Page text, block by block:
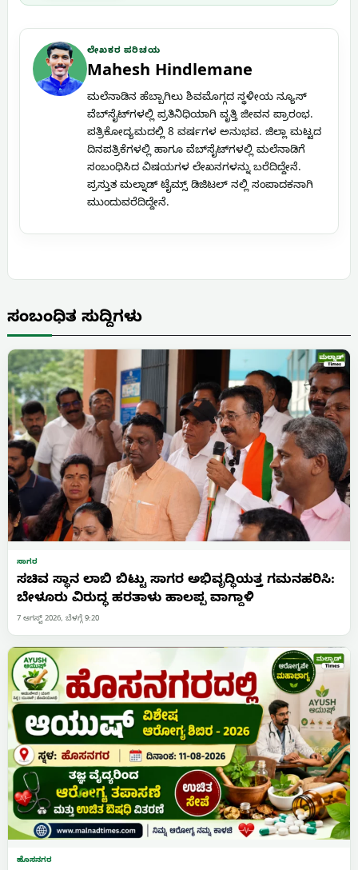
ಲೇಖಕರ ಪರಿಚಯ
Mahesh Hindlemane
ಮಲೆನಾಡಿನ ಹೆಬ್ಬಾಗಿಲು ಶಿವಮೊಗ್ಗದ ಸ್ಥಳೀಯ ನ್ಯೂಸ್
ವೆಬ್‌ಸೈಟ್‌ಗಳಲ್ಲಿ ಪ್ರತಿನಿಧಿಯಾಗಿ ವೃತ್ತಿ ಜೀವನ ಪ್ರಾರಂಭ.
ಪತ್ರಿಕೋದ್ಯಮದಲ್ಲಿ 8 ವರ್ಷಗಳ ಅನುಭವ. ಜಿಲ್ಲಾ ಮಟ್ಟದ
ದಿನಪತ್ರಿಕೆಗಳಲ್ಲಿ ಹಾಗೂ ವೆಬ್‌ಸೈಟ್‌ಗಳಲ್ಲಿ ಮಲೆನಾಡಿಗೆ
ಸಂಬಂಧಿಸಿದ ವಿಷಯಗಳ ಲೇಖನಗಳನ್ನು ಬರೆದಿದ್ದೇನೆ.
ಪ್ರಸ್ತುತ ಮಲ್ನಾಡ್ ಟೈಮ್ಸ್ ಡಿಜಿಟಲ್ ನಲ್ಲಿ ಸಂಪಾದಕನಾಗಿ
ಮುಂದುವರೆದಿದ್ದೇನೆ.
ಸಂಬಂಧಿತ ಸುದ್ದಿಗಳು
ಸಾಗರ
ಸಚಿವ ಸ್ಥಾನ ಲಾಬಿ ಬಿಟ್ಟು ಸಾಗರ ಅಭಿವೃದ್ಧಿಯತ್ತ ಗಮನಹರಿಸಿ:
ಬೇಳೂರು ವಿರುದ್ಧ ಹರತಾಳು ಹಾಲಪ್ಪ ವಾಗ್ದಾಳಿ
7 ಆಗಸ್ಟ್ 2026, ಬೆಳಗ್ಗೆ 9:20
ಹೊಸನಗರ